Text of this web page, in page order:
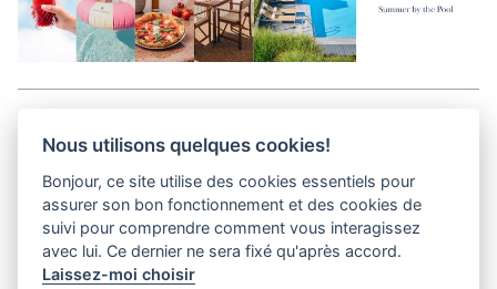
Kits médias
Confidentialité
Nous utilisons quelques cookies!
Bonjour, ce site utilise des cookies essentiels pour
assurer son bon fonctionnement et des cookies de
suivi pour comprendre comment vous interagissez
avec lui. Ce dernier ne sera fixé qu'après accord.
Laissez-moi choisir